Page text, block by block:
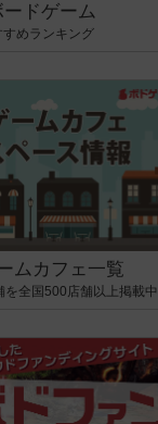
ードゲーム
すめランキング
ムカフェ一覧
を全国500店舗以上掲載中